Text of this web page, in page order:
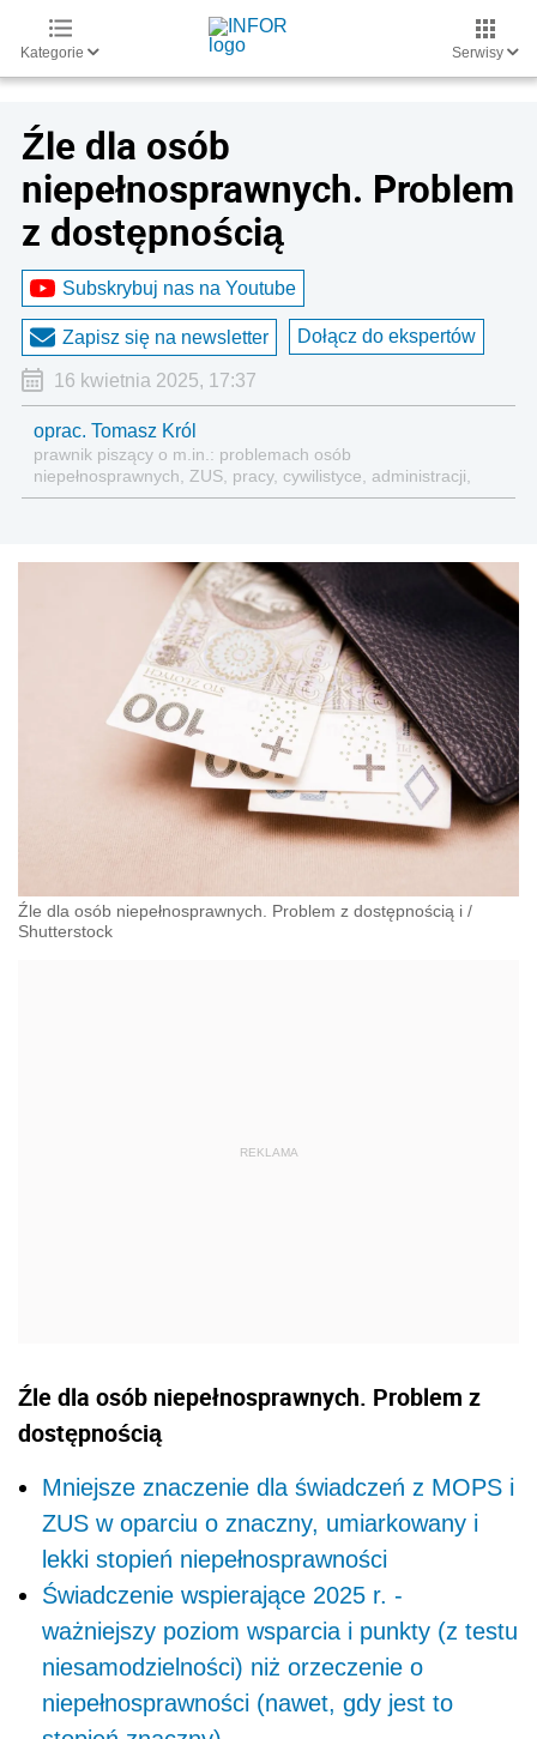
Kategorie Serwisy
Źle dla osób
niepełnosprawnych. Problem
z dostępnością
Subskrybuj nas na Youtube
Zapisz się na newsletter Dołącz do ekspertów
16 kwietnia 2025, 17:37
oprac. Tomasz Król
prawnik piszący o m.in.: problemach osób
niepełnosprawnych, ZUS, pracy, cywilistyce, administracji,
przedsiębiorcach, podatkach
Źle dla osób niepełnosprawnych. Problem z dostępnością i /
Shutterstock
Źle dla osób niepełnosprawnych. Problem z
dostępnością
Mniejsze znaczenie dla świadczeń z MOPS i
ZUS w oparciu o znaczny, umiarkowany i
lekki stopień niepełnosprawności
Świadczenie wspierające 2025 r. -
ważniejszy poziom wsparcia i punkty (z testu
niesamodzielności) niż orzeczenie o
niepełnosprawności (nawet, gdy jest to